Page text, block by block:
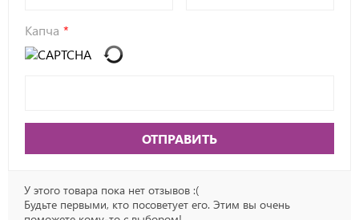
Капча
ОТПРАВИТЬ
У этого товара пока нет отзывов :(
Будьте первыми, кто посоветует его. Этим вы очень